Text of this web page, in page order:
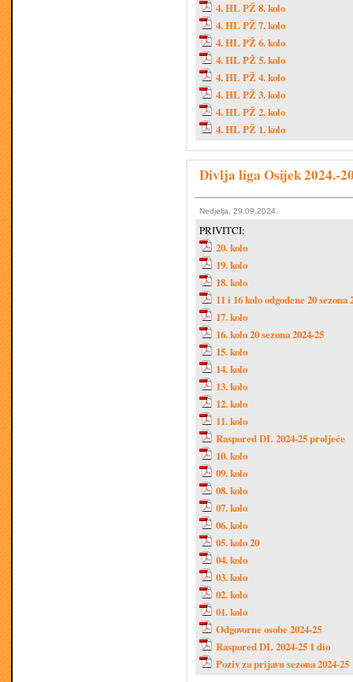
4. HL PŽ 8. kolo
4. HL PŽ 7. kolo
4. HL PŽ 6. kolo
4. HL PŽ 5. kolo
4. HL PŽ 4. kolo
4. HL PŽ 3. kolo
4. HL PŽ 2. kolo
4. HL PŽ 1. kolo
Divlja liga Osijek 2024.-
Nedjelja, 29.09.2024.
PRIVITCI:
20. kolo
19. kolo
18. kolo
11 i 16 kolo odgođene 20 sezona
17. kolo
16. kolo 20 sezona 2024-25
15. kolo
14. kolo
13. kolo
12. kolo
11. kolo
Raspored DL 2024-25 proljeće
10. kolo
09. kolo
08. kolo
07. kolo
06. kolo
05. kolo 20
04. kolo
03. kolo
02. kolo
01. kolo
Odgovorne osobe 2024-25
Raspored DL 2024-25 1 dio
Poziv za prijavu sezona 2024-25